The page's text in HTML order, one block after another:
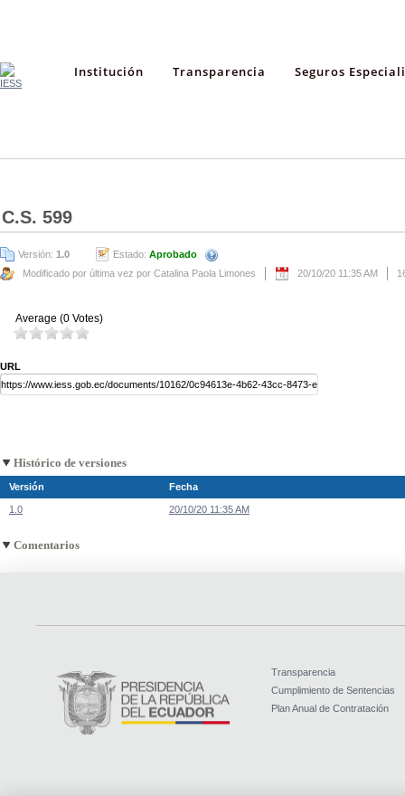
Institución Transparencia Seguros
C.S. 599
Versión: 1.0 Estado: Aprobado
Modificado por última vez por Catalina Paola Limones
20/10/20 11:35 AM
Average (0 Votes)
URL
Histórico de versiones
Versión Fecha
1.0 20/10/20 11:35 AM
Comentarios
Transparencia
Cumplimiento de Sentencias
Plan Anual de Contratación